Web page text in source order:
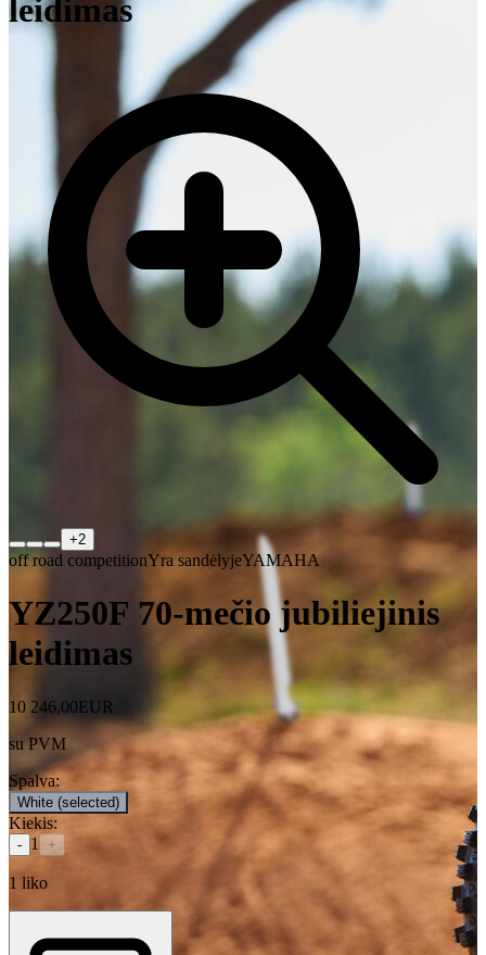
leidimas
+2
off road competitionYra sandėlyjeYAMAHA
YZ250F 70-mečio jubiliejinis
leidimas
10 246,00EUR
su PVM
Spalva:
White (selected)
Kiekis:
- 1 +
1 liko